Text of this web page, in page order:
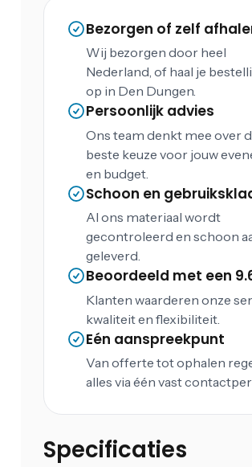
Bezorgen of zelf
Wij bezorgen door heel
Nederland, of haal je
op in Den Dungen.
Persoonlijk advies
Ons team denkt mee over
beste keuze voor jouw
en budget.
Schoon en
Al ons materiaal wordt
gecontroleerd en schoon
geleverd.
Beoordeeld met een
Klanten waarderen onze
kwaliteit en flexibiliteit.
Eén aanspreekpunt
Van offerte tot ophalen
alles via één vast
Specificaties